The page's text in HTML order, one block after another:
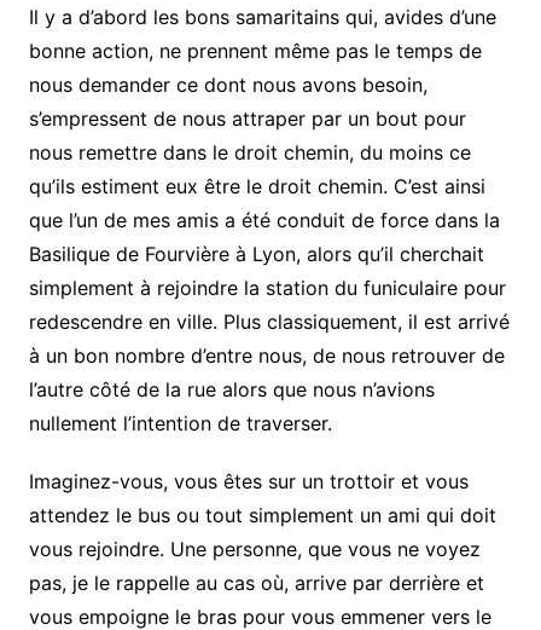
Il y a d’abord les bons samaritains qui, avides d’une
bonne action, ne prennent même pas le temps de
nous demander ce dont nous avons besoin,
s’empressent de nous attraper par un bout pour
nous remettre dans le droit chemin, du moins ce
qu’ils estiment eux être le droit chemin. C’est ainsi
que l’un de mes amis a été conduit de force dans la
Basilique de Fourvière à Lyon, alors qu’il cherchait
simplement à rejoindre la station du funiculaire pour
redescendre en ville. Plus classiquement, il est arrivé
à un bon nombre d’entre nous, de nous retrouver de
l’autre côté de la rue alors que nous n’avions
nullement l’intention de traverser.
Imaginez-vous, vous êtes sur un trottoir et vous
attendez le bus ou tout simplement un ami qui doit
vous rejoindre. Une personne, que vous ne voyez
pas, je le rappelle au cas où, arrive par derrière et
vous empoigne le bras pour vous emmener vers le